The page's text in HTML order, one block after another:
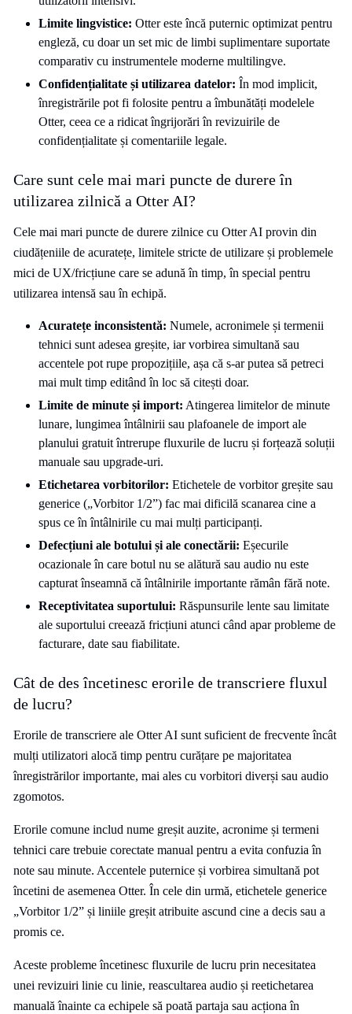
Limite lingvistice: Otter este încă puternic optimizat pentru
engleză, cu doar un set mic de limbi suplimentare suportate
comparativ cu instrumentele moderne multilingve.
Confidențialitate și utilizarea datelor: În mod implicit,
înregistrările pot fi folosite pentru a îmbunătăți modelele
Otter, ceea ce a ridicat îngrijorări în revizuirile de
confidențialitate și comentariile legale.
Care sunt cele mai mari puncte de durere în
utilizarea zilnică a Otter AI?
Cele mai mari puncte de durere zilnice cu Otter AI provin din
ciudățeniile de acuratețe, limitele stricte de utilizare și problemele
mici de UX/fricțiune care se adună în timp, în special pentru
utilizarea intensă sau în echipă.
Acuratețe inconsistentă: Numele, acronimele și termenii
tehnici sunt adesea greșite, iar vorbirea simultană sau
accentele pot rupe propozițiile, așa că s-ar putea să petreci
mai mult timp editând în loc să citești doar.
Limite de minute și import: Atingerea limitelor de minute
lunare, lungimea întâlnirii sau plafoanele de import ale
planului gratuit întrerupe fluxurile de lucru și forțează soluții
manuale sau upgrade-uri.
Etichetarea vorbitorilor: Etichetele de vorbitor greșite sau
generice („Vorbitor 1/2”) fac mai dificilă scanarea cine a
spus ce în întâlnirile cu mai mulți participanți.
Defecțiuni ale botului și ale conectării: Eșecurile
ocazionale în care botul nu se alătură sau audio nu este
capturat înseamnă că întâlnirile importante rămân fără note.
Receptivitatea suportului: Răspunsurile lente sau limitate
ale suportului creează fricțiuni atunci când apar probleme de
facturare, date sau fiabilitate.
Cât de des încetinesc erorile de transcriere fluxul
de lucru?
Erorile de transcriere ale Otter AI sunt suficient de frecvente încât
mulți utilizatori alocă timp pentru curățare pe majoritatea
înregistrărilor importante, mai ales cu vorbitori diverși sau audio
zgomotos.
Erorile comune includ nume greșit auzite, acronime și termeni
tehnici care trebuie corectate manual pentru a evita confuzia în
note sau minute. Accentele puternice și vorbirea simultană pot
încetini de asemenea Otter. În cele din urmă, etichetele generice
„Vorbitor 1/2” și liniile greșit atribuite ascund cine a decis sau a
promis ce.
Aceste probleme încetinesc fluxurile de lucru prin necesitatea
unei revizuiri linie cu linie, reascultarea audio și reetichetarea
manuală înainte ca echipele să poată partaja sau acționa în